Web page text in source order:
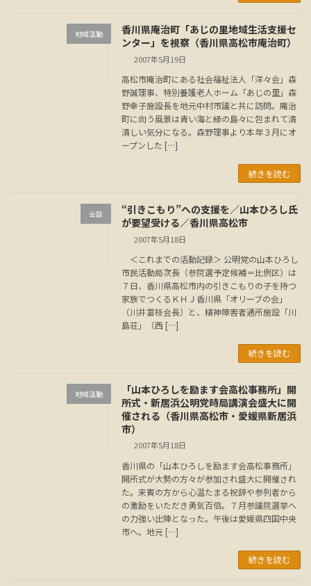
地域活動
香川県庵治町「あじの里地域生活支援セ
ンター」を視察（香川県高松市庵治町）
2007年5月19日
高松市庵治町にある社会福祉法人「洋々会」森
野誠理事、特別養護老人ホーム「あじの里」森
野幸子施設長を地元中村市議と共に訪問。庵治
町に向う風景は青い海と緑の島々に包まれて清
清しい気分になる。森野理事より本年３月にオ
ープンした […]
続きを読む
会談
“引きこもり”への支援を／山本ひろし氏
が要望受ける／香川県高松市
2007年5月18日
＜これまでの活動記録＞ 公明党の山本ひろし
市民活動局次長（参院選予定候補＝比例区）は
７日、香川県高松市内の引きこもりの子を持つ
家族でつくるＫＨＪ香川県「オリーブの会」
（川井富枝会長）と、精神障害者通所施設「川
島荘」（西 […]
続きを読む
地域活動
「山本ひろしを励ます会高松事務所」開
所式・新居浜公明党時局講演会盛大に開
催される（香川県高松市・愛媛県新居浜
市）
2007年5月18日
香川県の「山本ひろしを励ます会高松事務所」
開所式が大勢の方々が参加され盛大に開催され
た。来賓の方から心温たまる祝辞や参列者から
の激励をいただき勇気百倍。７月参議院選挙へ
の力強い出陣となった。午後は愛媛県四国中央
市へ。地元 […]
続きを読む